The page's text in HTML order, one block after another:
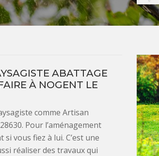
ABATTAGE
À NOGENT LE
comme Artisan
Pour l’aménagement
vous fiez à lui. C’est une
réaliser des travaux qui